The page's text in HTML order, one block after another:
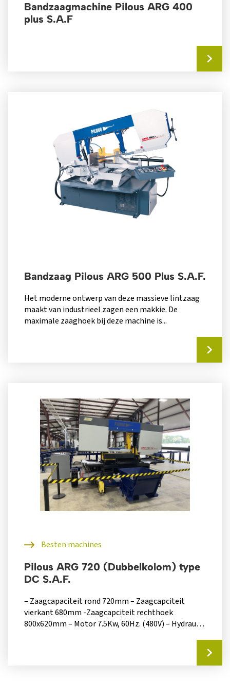
Bandzaagmachine Pilous ARG 400
plus S.A.F
Bandzaag Pilous ARG 500 Plus S.A.F.
Het moderne ontwerp van deze massieve lintzaag
maakt van industrieel zagen een makkie. De
maximale zaaghoek bij deze machine is...
Besten machines
Pilous ARG 720 (Dubbelkolom) type
DC S.A.F.
– Zaagcapaciteit rond 720mm – Zaagcapciteit
vierkant 680mm -Zaagcapciteit rechthoek
800x620mm – Motor 7.5Kw, 60Hz. (480V) – Hydraulic